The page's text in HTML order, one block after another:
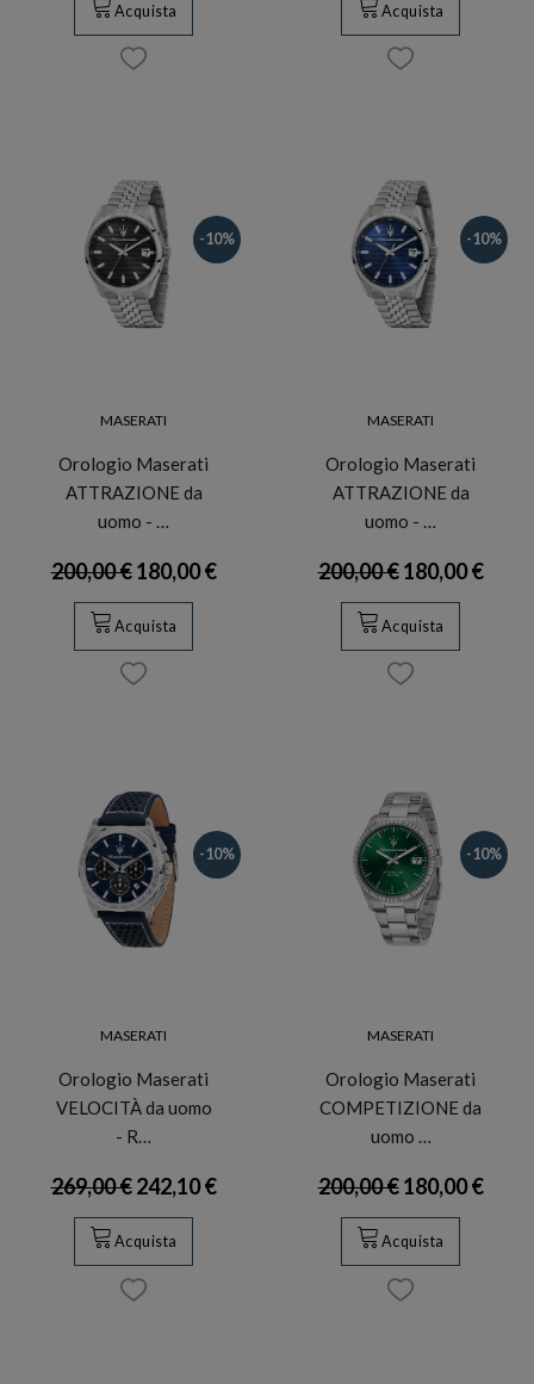
Acquista Acquista
-10%
MASERATI
Orologio Maserati
ATTRAZIONE da
uomo - …
200,00 €180,00 €
Acquista
-10%
MASERATI
Orologio Maserati
ATTRAZIONE da
uomo - …
200,00 €180,00 €
Acquista
-10%
MASERATI
Orologio Maserati
VELOCITÀ da uomo
- R…
269,00 €242,10 €
Acquista
-10%
MASERATI
Orologio Maserati
COMPETIZIONE da
uomo …
200,00 €180,00 €
Acquista